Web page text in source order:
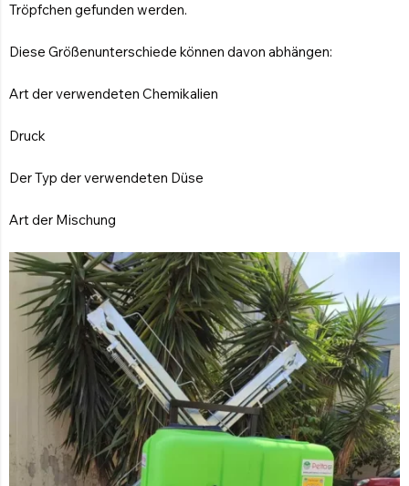
Tröpfchen gefunden werden.
Diese Größenunterschiede können davon abhängen:
Art der verwendeten Chemikalien
Druck
Der Typ der verwendeten Düse
Art der Mischung
Händler Werden
Kontaktiere Uns Jetzt